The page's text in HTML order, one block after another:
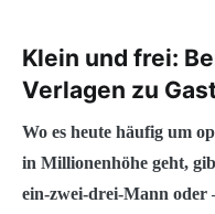
Klein und frei:
Verlagen zu
Wo es heute häufig um
in Millionenhöhe geht,
ein-zwei-drei-Mann oder